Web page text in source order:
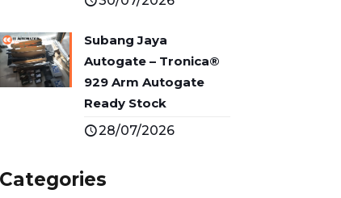
Subang Jaya
Autogate – Tronica®
929 Arm Autogate
Ready Stock
28/07/2026
Categories